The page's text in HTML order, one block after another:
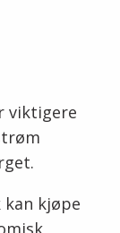
viktigere
kjøpe